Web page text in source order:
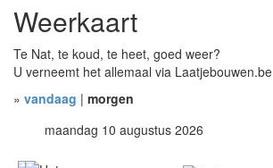
Weerkaart
Te Nat, te koud, te heet, goed weer?
U verneemt het allemaal via Laatjebouwen.be
» vandaag | morgen
maandag 10 augustus 2026